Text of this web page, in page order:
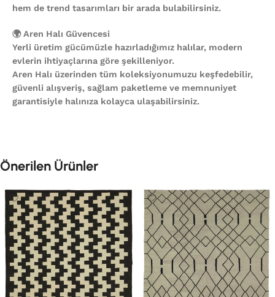
hem de trend tasarımları bir arada bulabilirsiniz.
🌍 Aren Halı Güvencesi
Yerli üretim gücümüzle hazırladığımız halılar, modern
evlerin ihtiyaçlarına göre şekilleniyor.
Aren Halı üzerinden tüm koleksiyonumuzu keşfedebilir,
güvenli alışveriş, sağlam paketleme ve memnuniyet
garantisiyle halınıza kolayca ulaşabilirsiniz.
Önerilen Ürünler